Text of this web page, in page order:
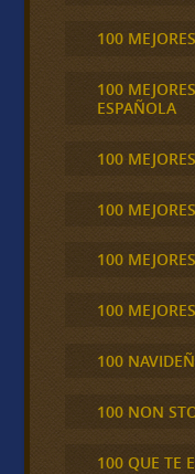
100
100
ESPAÑOLA
100
100
100
100
100
100 NON
100 QUE TE